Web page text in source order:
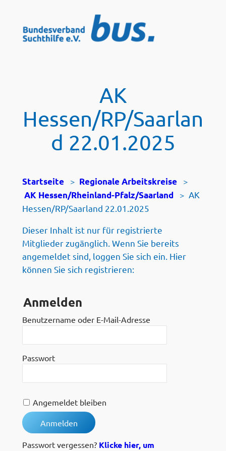
springen
AK
Hessen/RP/Saarlan
d 22.01.2025
Startseite> Regionale Arbeitskreise>
AK Hessen/Rheinland-Pfalz/Saarland > AK
Hessen/RP/Saarland 22.01.2025
Dieser Inhalt ist nur für registrierte
Mitglieder zugänglich. Wenn Sie bereits
angemeldet sind, loggen Sie sich ein. Hier
können Sie sich registrieren:
Anmelden
Benutzername oder E-Mail-Adresse
Passwort
Angemeldet bleiben
Passwort vergessen? Klicke hier, um